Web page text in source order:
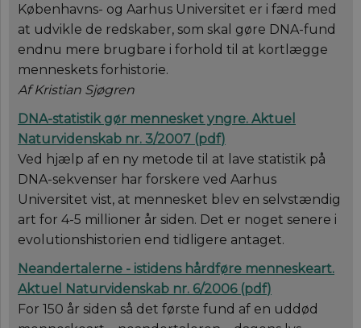
Københavns- og Aarhus Universitet er i færd med
at udvikle de redskaber, som skal gøre DNA-fund
endnu mere brugbare i forhold til at kortlægge
menneskets forhistorie.
Af Kristian Sjøgren
DNA-statistik gør mennesket yngre. Aktuel
Naturvidenskab nr. 3/2007 (pdf)
Ved hjælp af en ny metode til at lave statistik på
DNA-sekvenser har forskere ved Aarhus
Universitet vist, at mennesket blev en selvstændig
art for 4-5 millioner år siden. Det er noget senere i
evolutionshistorien end tidligere antaget.
Neandertalerne - istidens hårdføre menneskeart.
Aktuel Naturvidenskab nr. 6/2006 (pdf)
For 150 år siden så det første fund af en uddød